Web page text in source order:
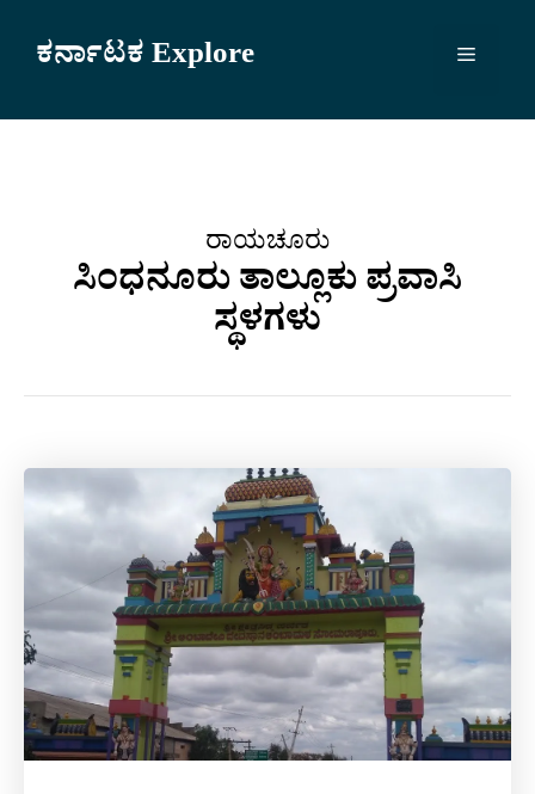
ಕರ್ನಾಟಕ Explore Menu
ರಾಯಚೂರು
ಸಿಂಧನೂರು ತಾಲ್ಲೂಕು ಪ್ರವಾಸಿ
ಸ್ಥಳಗಳು